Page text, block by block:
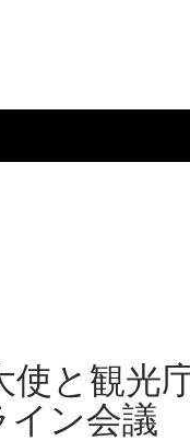
使と観光
イン会議